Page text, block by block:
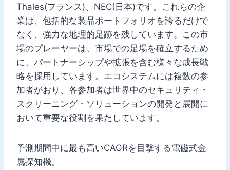
Thales(フランス)、NEC(日本)です。これらの企
業は、包括的な製品ポートフォリオを誇るだけで
なく、強力な地理的足跡を残しています。この市
場のプレーヤーは、市場での足場を確立するため
に、パートナーシップや拡張を含む様々な成長戦
略を採用しています。エコシステムには複数の参
加者がおり、各参加者は世界中のセキュリティ・
スクリーニング・ソリューションの開発と展開に
おいて重要な役割を果たしています。
予測期間中に最も高いCAGRを目撃する電磁式金
属探知機。